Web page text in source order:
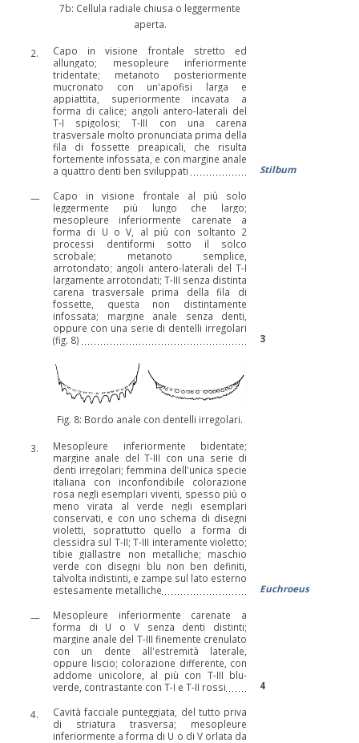
7b: Cellula radiale chiusa o leggermente
aperta.
2.
Capo in visione frontale stretto ed
allungato; mesopleure inferiormente
tridentate; metanoto posteriormente
mucronato con un'apofisi larga e
appiattita, superiormente incavata a
forma di calice; angoli antero-laterali del
T-I spigolosi; T-III con una carena
trasversale molto pronunciata prima della
fila di fossette preapicali, che risulta
fortemente infossata, e con margine anale
a quattro denti ben sviluppati
Stilbum
—
Capo in visione frontale al più solo
leggermente più lungo che largo;
mesopleure inferiormente carenate a
forma di U o V, al più con soltanto 2
processi dentiformi sotto il solco
scrobale; metanoto semplice,
arrotondato; angoli antero-laterali del T-I
largamente arrotondati; T-III senza distinta
carena trasversale prima della fila di
fossette, questa non distintamente
infossata; margine anale senza denti,
oppure con una serie di dentelli irregolari
(fig. 8)
3
Fig. 8: Bordo anale con dentelli irregolari.
3.
Mesopleure inferiormente bidentate;
margine anale del T-III con una serie di
denti irregolari; femmina dell'unica specie
italiana con inconfondibile colorazione
rosa negli esemplari viventi, spesso più o
meno virata al verde negli esemplari
conservati, e con uno schema di disegni
violetti, soprattutto quello a forma di
clessidra sul T-II; T-III interamente violetto;
tibie giallastre non metalliche; maschio
verde con disegni blu non ben definiti,
talvolta indistinti, e zampe sul lato esterno
estesamente metalliche
Euchroeus
—
Mesopleure inferiormente carenate a
forma di U o V senza denti distinti;
margine anale del T-III finemente crenulato
con un dente all'estremità laterale,
oppure liscio; colorazione differente, con
addome unicolore, al più con T-III blu-
verde, contrastante con T-I e T-II rossi
4
4.
Cavità facciale punteggiata, del tutto priva
di striatura trasversa; mesopleure
inferiormente a forma di U o di V orlata da